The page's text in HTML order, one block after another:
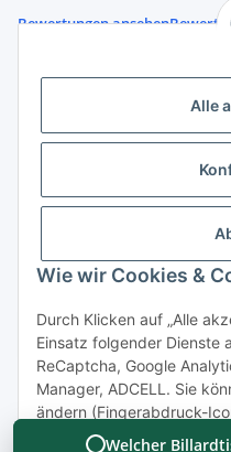
Alle
Wie wir Cookies &
Durch Klicken auf „Alle
Einsatz folgender Dienste
ReCaptcha, Google
Manager, ADCELL. Sie
ändern (Fingerabdruck-
finden Sie unter
Bewertungen ansehen
Gesetzliche Informationen
Welcher